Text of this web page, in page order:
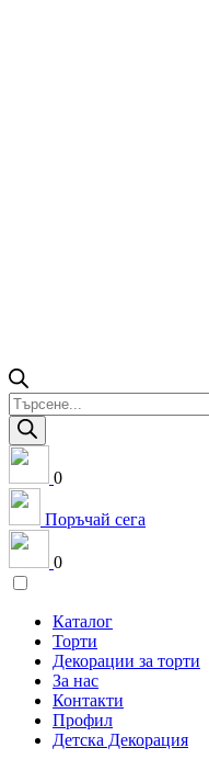
Products
search
0
Поръчай сега
0
Каталог
Торти
Декорации за торти
За нас
Контакти
Профил
Детска Декорация